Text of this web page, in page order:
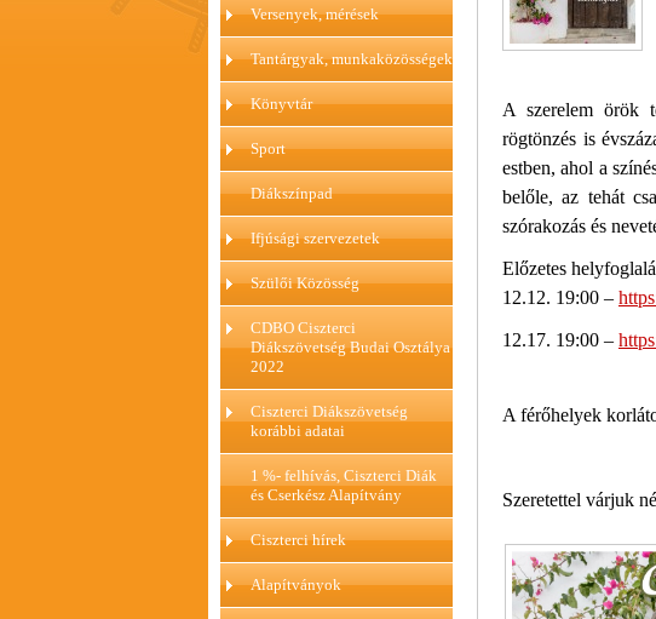
Versenyek, mérések
Tantárgyak, munkaközösségek
Könyvtár
Sport
Diákszínpad
Ifjúsági szervezetek
Szülői Közösség
CDBO Ciszterci
Diákszövetség Budai Osztálya
2022
Ciszterci Diákszövetség
korábbi adatai
1 %- felhívás, Ciszterci Diák
és Cserkész Alapítvány
Ciszterci hírek
Alapítványok
A szerelem örök
rögtönzés is
estben, ahol a
belőle, az tehát
szórakozás és
Előzetes
12.12. 19:00 –
12.17. 19:00 –
A férőhelyek
Szeretettel várjuk